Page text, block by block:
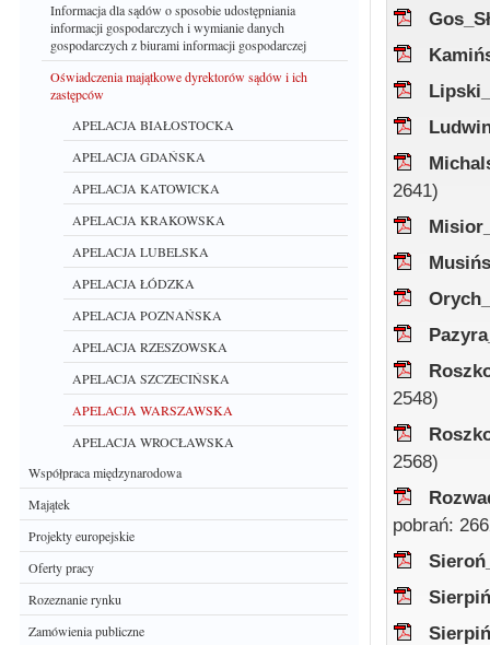
Informacja dla sądów o sposobie udostępniania
informacji gospodarczych i wymianie danych
gospodarczych z biurami informacji gospodarczej
Oświadczenia majątkowe dyrektorów sądów i ich
zastępców
APELACJA BIAŁOSTOCKA
APELACJA GDAŃSKA
APELACJA KATOWICKA
APELACJA KRAKOWSKA
APELACJA LUBELSKA
APELACJA ŁÓDZKA
APELACJA POZNAŃSKA
APELACJA RZESZOWSKA
APELACJA SZCZECIŃSKA
APELACJA WARSZAWSKA
APELACJA WROCŁAWSKA
Współpraca międzynarodowa
Majątek
Projekty europejskie
Oferty pracy
Rozeznanie rynku
Zamówienia publiczne
2641)
2548)
2568)
pobrań: